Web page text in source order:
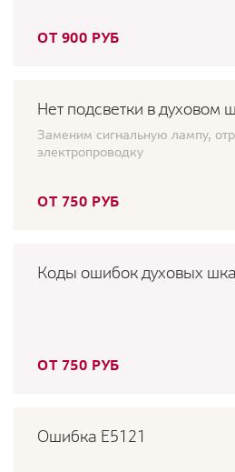
ОТ 900 РУБ
Нет подсветки в духовом
Заменим сигнальную лампу,
электропроводку
ОТ 750 РУБ
Коды ошибок духовых
ОТ 750 РУБ
Ошибка E5121